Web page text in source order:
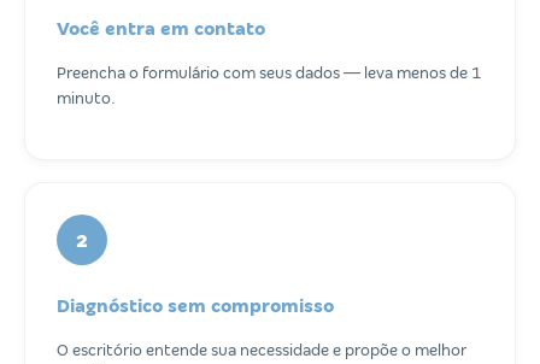
Você entra em contato
Preencha o formulário com seus dados — leva menos de 1
minuto.
2
Diagnóstico sem compromisso
O escritório entende sua necessidade e propõe o melhor